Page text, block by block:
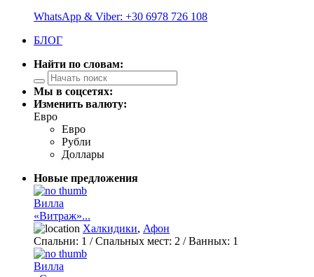
WhatsApp & Viber: +30 6978 726 108
БЛОГ
Найти по словам:
Мы в соцсетях:
Изменить валюту:
Евро
Евро
Рубли
Доллары
Новые предложения
Вилла
«Витраж»...
Халкидики, Афон
Спальни: 1 / Спальных мест: 2 /Ванных: 1
Вилла